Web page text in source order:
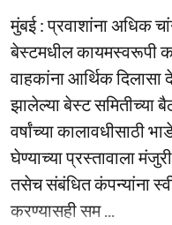
मुंबई : प्रवाशांना अधिक
बेस्टमधील कायमस्वरूपी
वाहकांना आर्थिक दिलासा
झालेल्या बेस्ट
वर्षांच्या कालावधीसाठी
घेण्याच्या प्रस्तावाला
तसेच संबंधित कंपन्यांना
करण्यासही सम ...